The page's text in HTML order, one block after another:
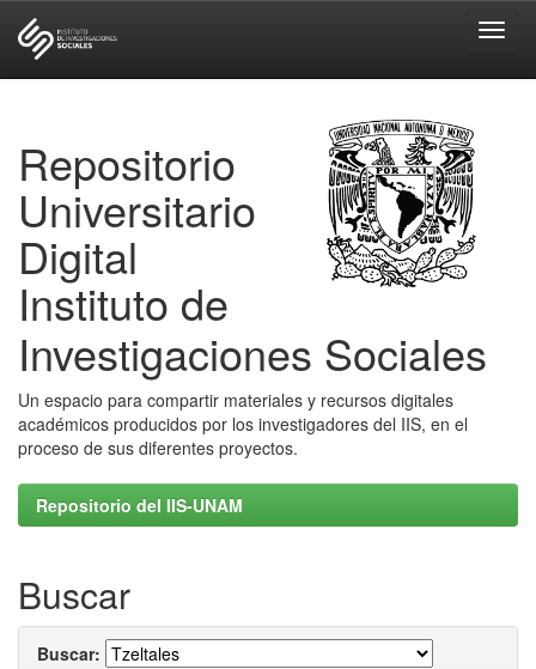
Repositorio
Universitario
Digital
Instituto de
Investigaciones Sociales
Un espacio para compartir materiales y recursos digitales
académicos producidos por los investigadores del IIS, en el
proceso de sus diferentes proyectos.
Repositorio del IIS-UNAM
Buscar
Buscar: